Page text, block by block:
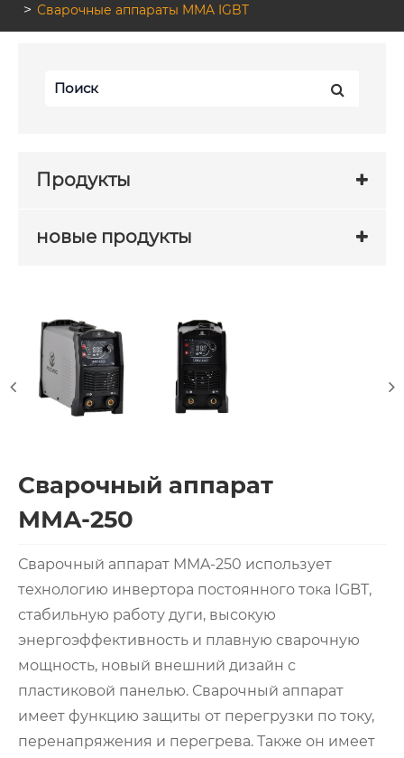
Сварочные аппараты MMA IGBT
Продукты
новые продукты
Сварочный аппарат
ММА-250
Сварочный аппарат MMA-250 использует
технологию инвертора постоянного тока IGBT,
стабильную работу дуги, высокую
энергоэффективность и плавную сварочную
мощность, новый внешний дизайн с
пластиковой панелью. Сварочный аппарат
имеет функцию защиты от перегрузки по току,
перенапряжения и перегрева. Также он имеет